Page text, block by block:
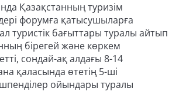
Қазақстанның туризім
форумға қатысушыларға
туристік бағыттары туралы айтып
бірегей және көркем
сондай-ақ алдағы 8-14
қаласында өтетің 5-ші
ойындары туралы